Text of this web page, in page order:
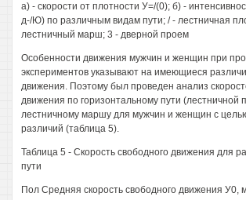
а) - скорости от плотности У=/(0); б) -
д-/Ю) по различным видам пути; / - лестничная
лестничный марш; 3 - дверной проем
Особенности движения мужчин и женщин при
экспериментов указывают на имеющиеся
движения. Поэтому был проведен анализ
движения по горизонтальному пути (лестничной
лестничному маршу для мужчин и женщин с
различий (таблица 5).
Таблица 5 - Скорость свободного движения для
пути
Пол Средняя скорость свободного движения У0,